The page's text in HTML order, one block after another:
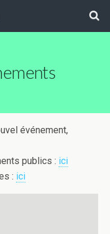
événement,
publics : ici
: ici